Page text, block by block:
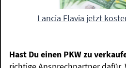
Lancia Flavia jetzt
Hast Du einen PKW zu